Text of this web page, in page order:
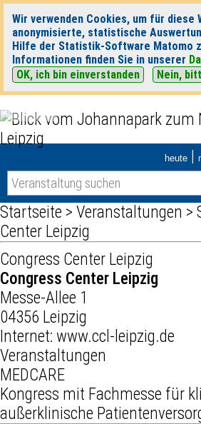
Wir verwenden Cookies, um für diese
anonymisierte, statistische
Hilfe der Statistik-Software Matomo
Informationen finden Sie in unserer
OK, ich bin einverstanden
Nein,
heute |
Startseite > Veranstaltungen >
Center Leipzig
Congress Center Leipzig
Congress Center Leipzig
Messe-Allee 1
04356 Leipzig
Internet: www.ccl-leipzig.de
Veranstaltungen
MEDCARE
Kongress mit Fachmesse für
außerklinische